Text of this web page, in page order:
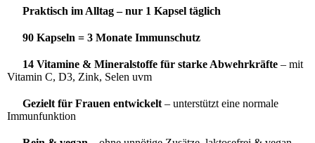
Praktisch im Alltag – nur 1 Kapsel täglich
90 Kapseln = 3 Monate Immunschutz
14 Vitamine & Mineralstoffe für starke Abwehrkräfte – mit
Vitamin C, D3, Zink, Selen uvm
Gezielt für Frauen entwickelt – unterstützt eine normale
Immunfunktion